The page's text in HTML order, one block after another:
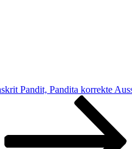
Pandit, Pandita korrekte